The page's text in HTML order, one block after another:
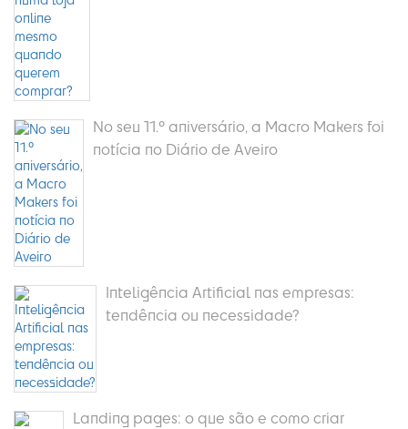
No seu 11.º aniversário, a Macro Makers foi
notícia no Diário de Aveiro
Inteligência Artificial nas empresas:
tendência ou necessidade?
Landing pages: o que são e como criar